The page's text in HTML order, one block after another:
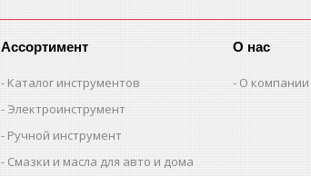
Ассортимент
Каталог инструментов
Электроинструмент
Ручной инструмент
Смазки и масла для авто и дома
О нас
О компании